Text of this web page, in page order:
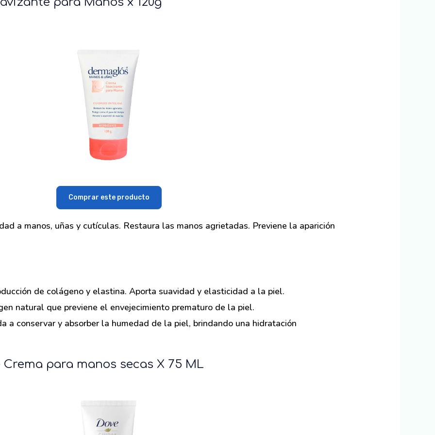
Comprar este producto
a manos, uñas y cutículas. Restaura las manos agrietadas. Previene la aparición
de colágeno y elastina. Aporta suavidad y elasticidad a la piel.
natural que previene el envejecimiento prematuro de la piel.
a conservar y absorber la humedad de la piel, brindando una hidratación
Crema para manos secas X 75 ML